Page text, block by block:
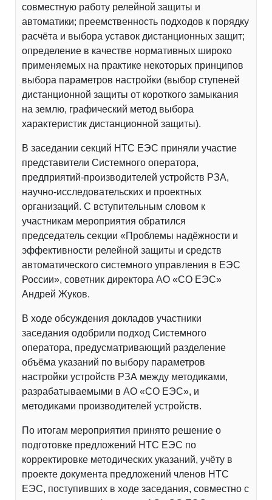
совместную работу релейной защиты и
автоматики; преемственность подходов к порядку
расчёта и выбора уставок дистанционных защит;
определение в качестве нормативных широко
применяемых на практике некоторых принципов
выбора параметров настройки (выбор ступеней
дистанционной защиты от короткого замыкания
на землю, графический метод выбора
характеристик дистанционной защиты).
В заседании секций НТС ЕЭС приняли участие
представители Системного оператора,
предприятий-производителей устройств РЗА,
научно-исследовательских и проектных
организаций. С вступительным словом к
участникам мероприятия обратился
председатель секции «Проблемы надёжности и
эффективности релейной защиты и средств
автоматического системного управления в ЕЭС
России», советник директора АО «СО ЕЭС»
Андрей Жуков.
В ходе обсуждения докладов участники
заседания одобрили подход Системного
оператора, предусматривающий разделение
объёма указаний по выбору параметров
настройки устройств РЗА между методиками,
разрабатываемыми в АО «СО ЕЭС», и
методиками производителей устройств.
По итогам мероприятия принято решение о
подготовке предложений НТС ЕЭС по
корректировке методических указаний, учёту в
проекте документа предложений членов НТС
ЕЭС, поступивших в ходе заседания, совместно с